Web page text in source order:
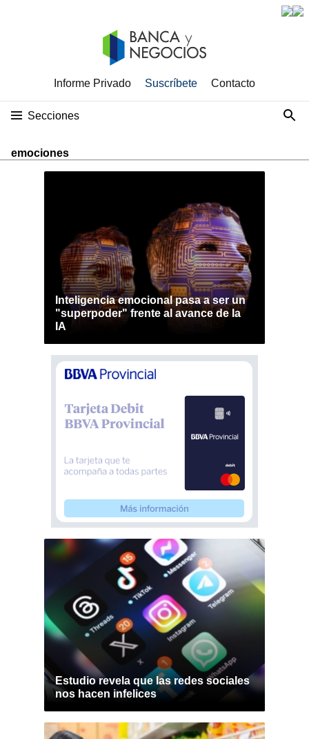
Informe Privado Suscríbete Contacto
Secciones
emociones
Inteligencia emocional pasa a ser un
"superpoder" frente al avance de la
IA
Estudio revela que las redes sociales
nos hacen infelices